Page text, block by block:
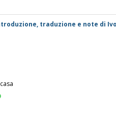
traduzione e note di